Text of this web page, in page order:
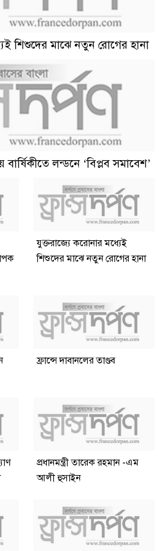
শিশুদের মাঝে নতুন রোগের হানা
লন্ডনে ‘বিপ্লব সমাবেশ’
যুক্তরাজ্যে করোনার মধ্যেই
শিশুদের মাঝে নতুন রোগের হানা
ফ্রান্সে দাবানলের তাণ্ডব
প্রধানমন্ত্রী তারেক রহমান -এম
আলী হুসাইন